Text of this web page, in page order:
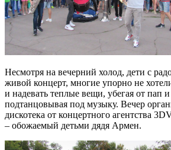
Несмотря на вечерний холод, дети с
живой концерт, многие упорно не
и надевать теплые вещи, убегая от пап
подтанцовывая под музыку. Вечер
дискотека от концертного агентства
– обожаемый детьми дядя Армен.